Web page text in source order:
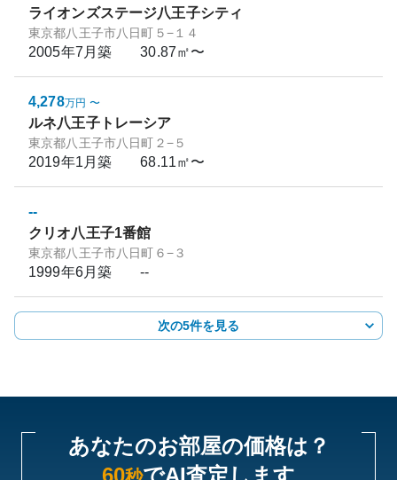
ライオンズステージ八王子シティ
東京都八王子市八日町５−１４
2005年7月築 30.87㎡〜
4,278万円 〜
ルネ八王子トレーシア
東京都八王子市八日町２−５
2019年1月築 68.11㎡〜
--
クリオ八王子1番館
東京都八王子市八日町６−３
1999年6月築 --
次の5件を見る
あなたのお部屋の価格は？
60
でAI査定します